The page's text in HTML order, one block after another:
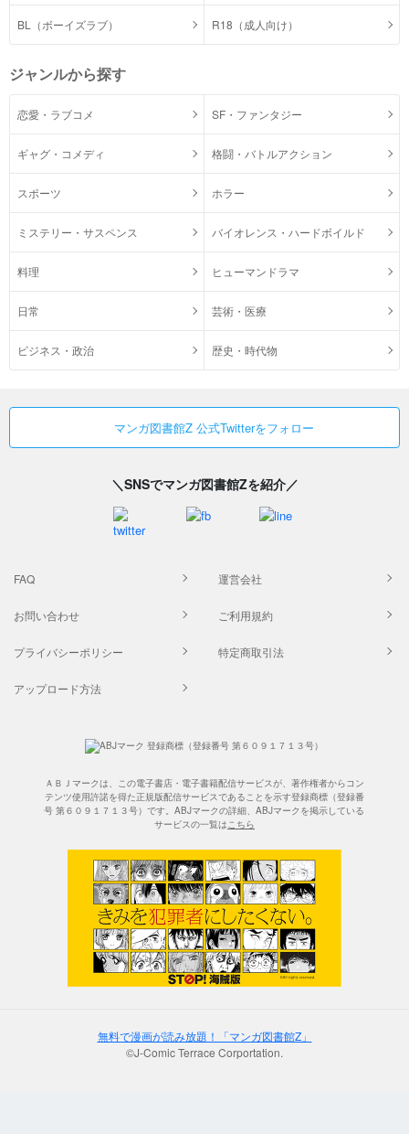
BL（ボーイズラブ） R18（成人向け）
ジャンルから探す
恋愛・ラブコメ SF・ファンタジー
ギャグ・コメディ 格闘・バトルアクション
スポーツ ホラー
ミステリー・サスペンス バイオレンス・ハードボイルド
料理 ヒューマンドラマ
日常 芸術・医療
ビジネス・政治 歴史・時代物
マンガ図書館Z 公式Twitterをフォロー
＼SNSでマンガ図書館Zを紹介／
FAQ 運営会社
お問い合わせ ご利用規約
プライバシーポリシー 特定商取引法
アップロード方法
ＡＢＪマークは、この電子書店・電子書籍配信サービスが、著作権者からコン
テンツ使用許諾を得た正規版配信サービスであることを示す登録商標（登録番
号 第６０９１７１３号）です。ABJマークの詳細、ABJマークを掲示している
サービスの一覧はこちら
無料で漫画が読み放題！「マンガ図書館Z」
©J-Comic Terrace Corportation.